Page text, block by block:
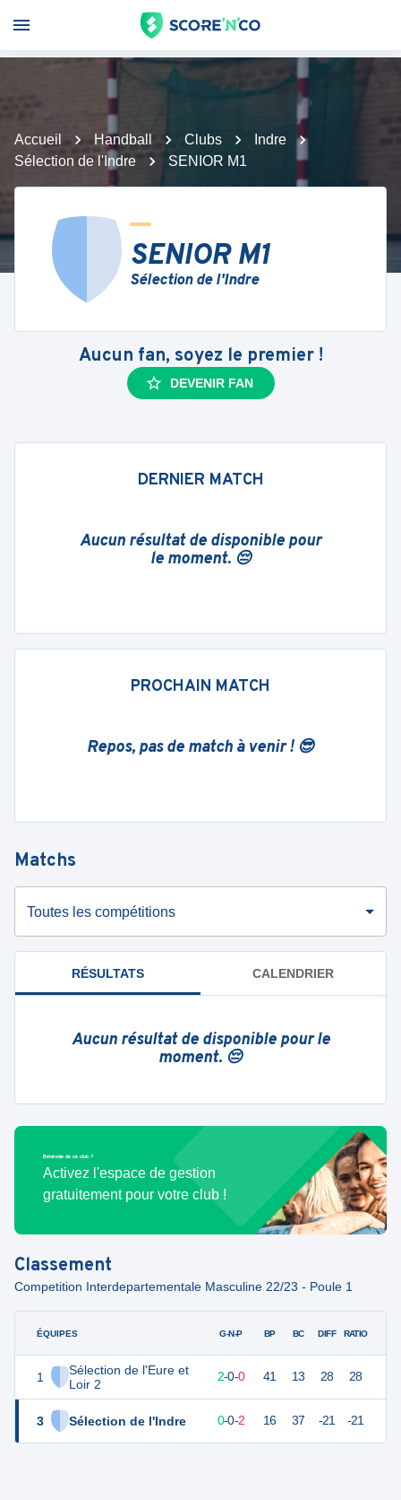
Accueil Handball Clubs
Indre
Sélection de l'Indre
SENIOR M1
SENIOR M1
Sélection de l'Indre
Aucun fan, soyez le premier !
DEVENIR FAN
DERNIER MATCH
Aucun résultat de disponible pour
le moment. 😔
PROCHAIN MATCH
Repos, pas de match à venir ! 😎
Matchs
Toutes les compétitions
RÉSULTATS CALENDRIER
Aucun résultat de disponible pour le
moment. 😔
Bénévole de ce club ?
Activez l'espace de gestion
gratuitement pour votre club !
Classement
Competition Interdepartementale Masculine 22/23 - Poule 1
ÉQUIPES
1
Sélection de l'Eure et
Loir 2
3 Sélection de l'Indre
G-N-P BP BC DIFF RATIO
6 2-0-0 41 13 28 28
2 0-0-2 16 37 -21 -21